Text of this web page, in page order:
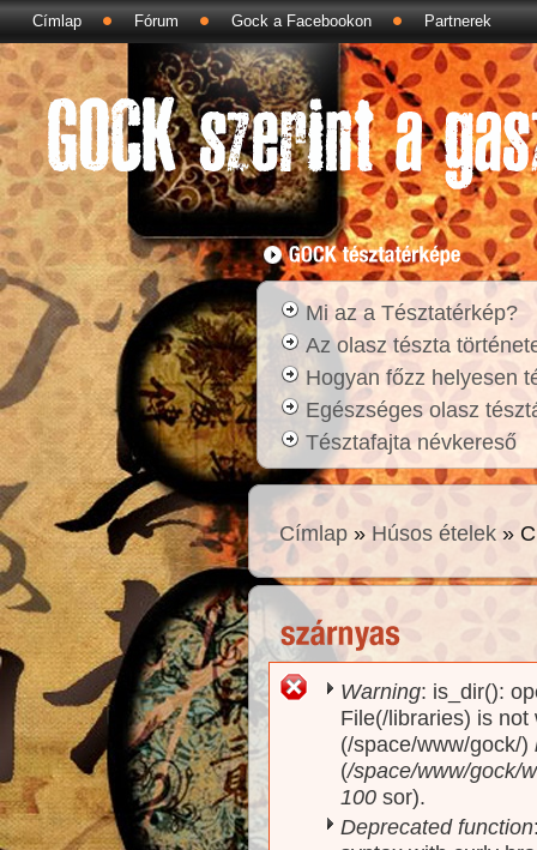
Címlap Fórum Gock a Facebookon Partnerek
Mi az a Tésztatérkép?
Az olasz tészta
Hogyan főzz helyesen
Egészséges olasz
Tésztafajta névkereső
Címlap » Húsos ételek »
Hibaüzenet
Warning: is_dir():
File(/libraries) is
(/space/www/gock/)
(/space/www/gock/
100 sor).
Deprecated function